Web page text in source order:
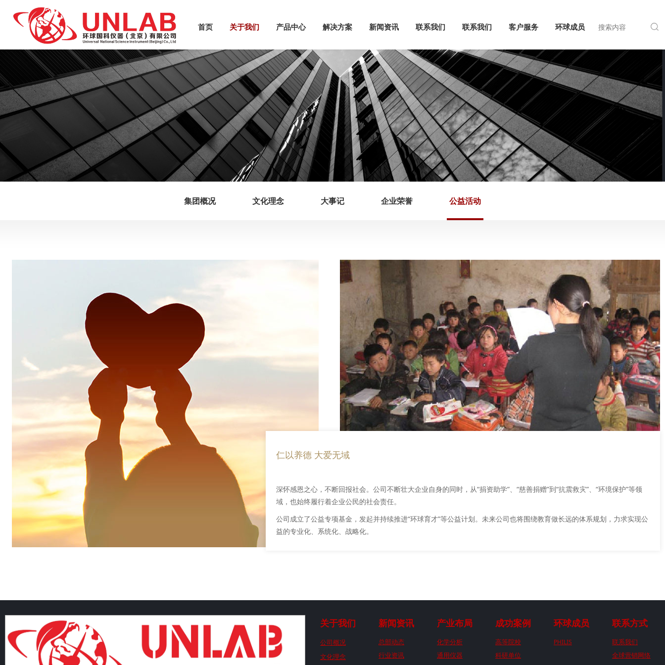
首页 关于我们 产品中心 解决方案 新闻资讯 联系我们 联系我们 客户服务 环球成员
集团概况 文化理念 大事记 企业荣誉 公益活动
仁以养德 大爱无域
深怀感恩之心，不断回报社会。公司不断壮大企业自身的同时，从“捐资助学”、“慈善捐赠”到“抗震救灾”、“环境保护”等领
域，也始终履行着企业公民的社会责任。
公司成立了公益专项基金，发起并持续推进“环球育才”等公益计划。未来公司也将围绕教育做长远的体系规划，力求实现公
益的专业化、系统化、战略化。
关于我们
公司概况
文化理念
新闻资讯
总部动态
行业资讯
产业布局
化学分析
通用仪器
成功案例
高等院校
科研单位
环球成员
PHILIS
联系方式
联系我们
全球营销网络